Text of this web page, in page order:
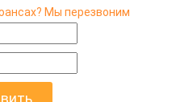
Мы перезвоним